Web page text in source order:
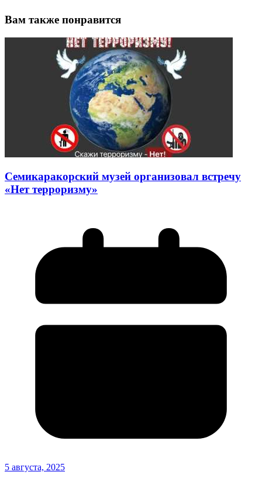
Вам также понравится
Семикаракорский музей организовал встречу
«Нет терроризму»
5 августа, 2025